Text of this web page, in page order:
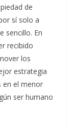
de
sí solo a
sencillo. En
recibido
los
estrategia
en el menor
ser humano